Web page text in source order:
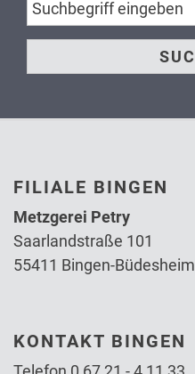
FILIALE BINGEN
Metzgerei Petry
Saarlandstraße 101
55411 Bingen-Büdesheim
KONTAKT BINGEN